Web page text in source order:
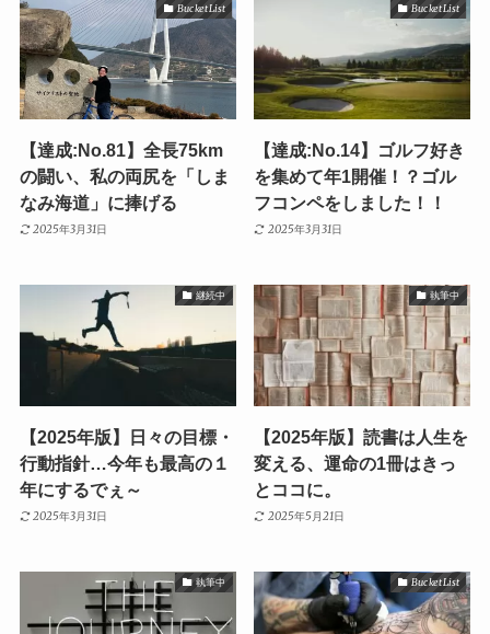
Bucket List
【達成:No.81】全長75km
の闘い、私の両尻を「しま
なみ海道」に捧げる
2025年3月31日
Bucket List
【達成:No.14】ゴルフ好き
を集めて年1開催！？ゴル
フコンペをしました！！
2025年3月31日
継続中
【2025年版】日々の目標・
行動指針…今年も最高の１
年にするでぇ～
2025年3月31日
執筆中
【2025年版】読書は人生を
変える、運命の1冊はきっ
とココに。
2025年5月21日
執筆中 Bucket List